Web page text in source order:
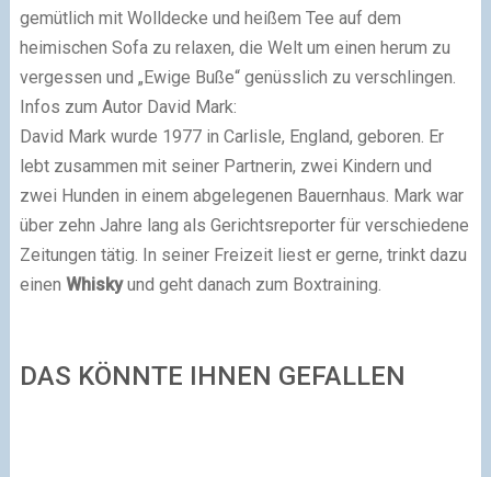
gemütlich mit Wolldecke und heißem Tee auf dem
heimischen Sofa zu relaxen, die Welt um einen herum zu
vergessen und „Ewige Buße“ genüsslich zu verschlingen.
Infos zum Autor David Mark:
David Mark wurde 1977 in Carlisle, England, geboren. Er
lebt zusammen mit seiner Partnerin, zwei Kindern und
zwei Hunden in einem abgelegenen Bauernhaus. Mark war
über zehn Jahre lang als Gerichtsreporter für verschiedene
Zeitungen tätig. In seiner Freizeit liest er gerne, trinkt dazu
einen Whiskyund geht danach zum Boxtraining.
DAS KÖNNTE IHNEN GEFALLEN